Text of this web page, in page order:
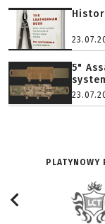
5"
PLATYNOWY